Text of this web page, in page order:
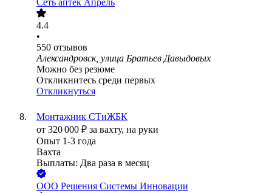
Сеть аптек Апрель
4.4
•
550 отзывов
Александровск, улица Братьев Давыдовых
Можно без резюме
Откликнитесь среди первых
Откликнуться
Монтажник СТиЖБК
от 320 000 ₽ за вахту, на руки
Опыт 1-3 года
Вахта
Выплаты: Два раза в месяц
ООО Решения Системы Инновации